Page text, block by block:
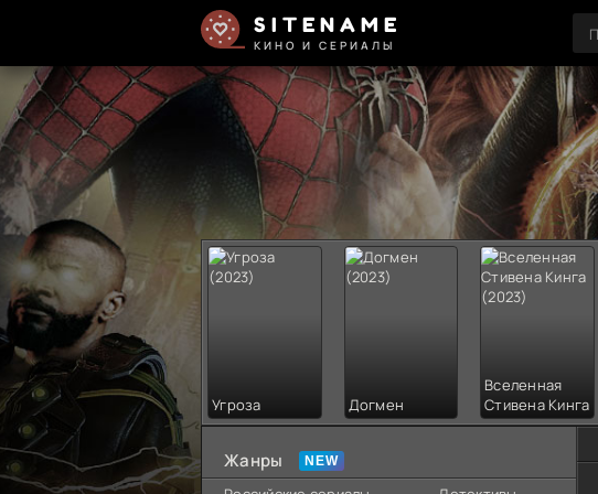
SITENAME
КИНО И СЕРИАЛЫ
Угроза Догмен
Вселенная
Стивена Кинга
Жанры